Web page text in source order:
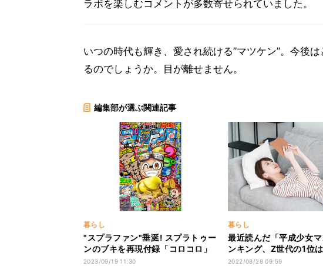
ラボを楽しむコメントが多数寄せられていました。
いつの時代も輝き、愛され続ける”マツケン”。今後
るのでしょうか。目が離せません。
編集部が選ぶ関連記事
暮らし
"スプラファン"垂涎! スプラトゥー
ンのブキを再現付録「コロコロ」
10月号
2023/09/19 11:30
暮らし
最近読んだ「平成少女
ンキング、Z世代の1位
は『フルーツバスケット
2022/08/28 09:59